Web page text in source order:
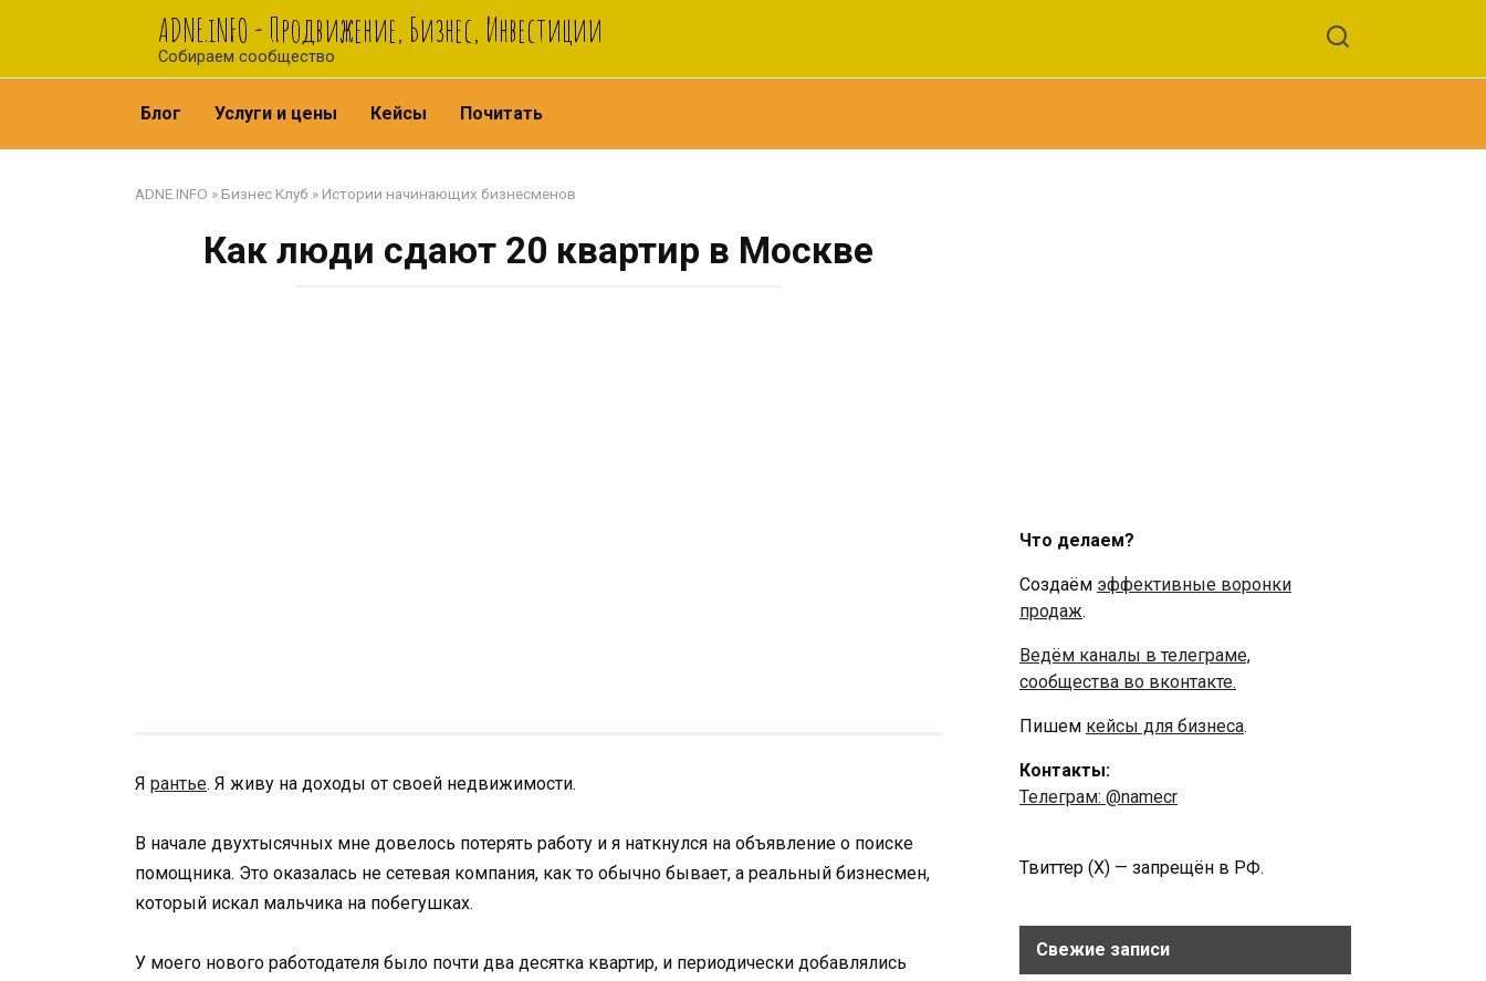
ADNE.iNFO - Продвижение, Бизнес, Инвестиции
Собираем сообщество
Блог Услуги и цены Кейсы Почитать
ADNE.INFO »Бизнес Клуб » Истории начинающих бизнесменов
Как люди сдают 20 квартир в Москве
Я рантье. Я живу на доходы от своей недвижимости.
В начале двухтысячных мне довелось потерять работу и я наткнулся на объявление о поиске
помощника. Это оказалась не сетевая компания, как то обычно бывает, а реальный бизнесмен,
который искал мальчика на побегушках.
У моего нового работодателя было почти два десятка квартир, и периодически добавлялись
Что делаем?
Создаём эффективные воронки
продаж.
Ведём каналы в телеграме,
сообщества во вконтакте.
Пишем кейсы для бизнеса.
Контакты:
Телеграм: @namecr
Твиттер (Х) — запрещён в РФ.
Свежие записи